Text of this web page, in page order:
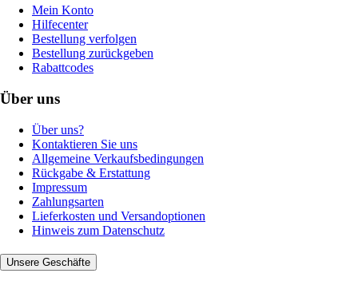
Mein Konto
Hilfecenter
Bestellung verfolgen
Bestellung zurückgeben
Rabattcodes
Über uns
Über uns?
Kontaktieren Sie uns
Allgemeine Verkaufsbedingungen
Rückgabe & Erstattung
Impressum
Zahlungsarten
Lieferkosten und Versandoptionen
Hinweis zum Datenschutz
Unsere Geschäfte